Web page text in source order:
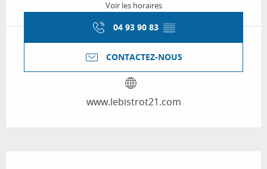
Voir les horaires
04 93 90 83 ▒▒
CONTACTEZ-NOUS
www.lebistrot21.com